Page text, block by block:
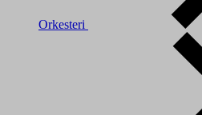
Orkesteri